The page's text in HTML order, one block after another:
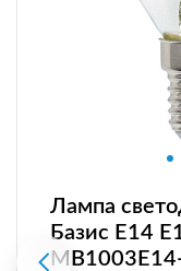
Лампа
Базис E14